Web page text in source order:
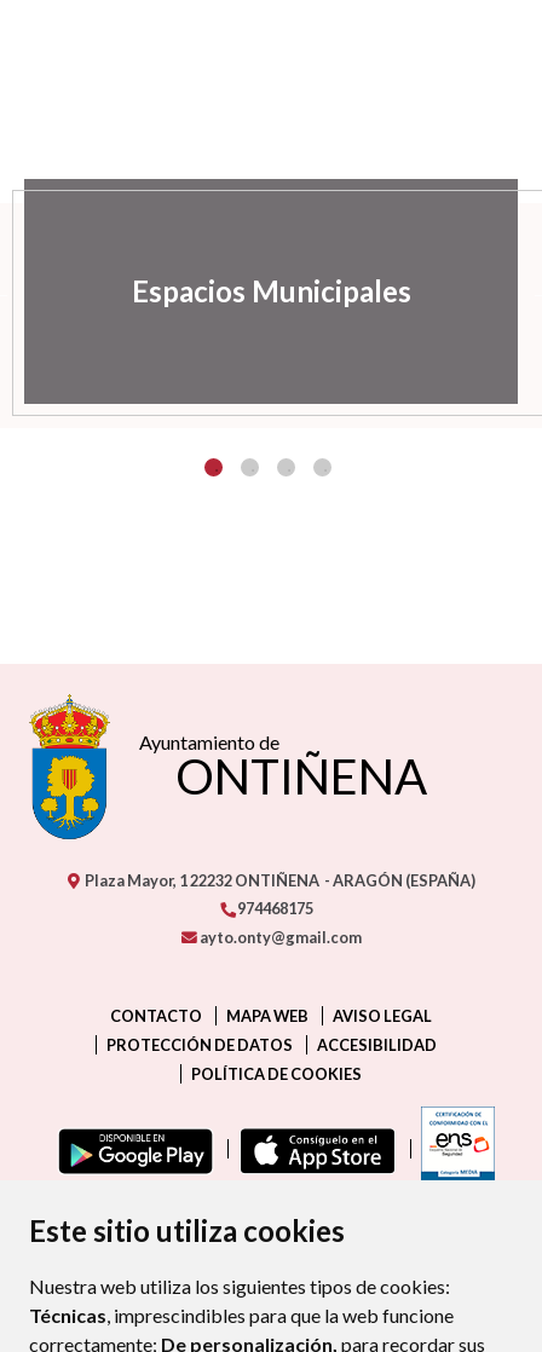
Este sitio utiliza cookies
Nuestra web utiliza los siguientes tipos de cookies:
Técnicas, imprescindibles para que la web funcione
correctamente; De personalización, para recordar sus
Espacios Municipales
Ayuntamiento de
ONTIÑENA
Plaza Mayor, 122232 ONTIÑENA - ARAGÓN (ESPAÑA)
974468175
ayto.onty@gmail.com
CONTACTO MAPA WEB
AVISO LEGAL
PROTECCIÓN DE DATOS
ACCESIBILIDAD
POLÍTICA DE COOKIES